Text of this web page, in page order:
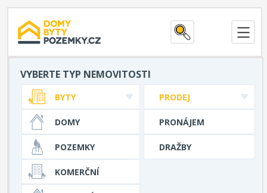
VYBERTE TYP NEMOVITOSTI
PRODEJ
PRONÁJEM
DRAŽBY
BYTY
DOMY
POZEMKY
KOMERČNÍ